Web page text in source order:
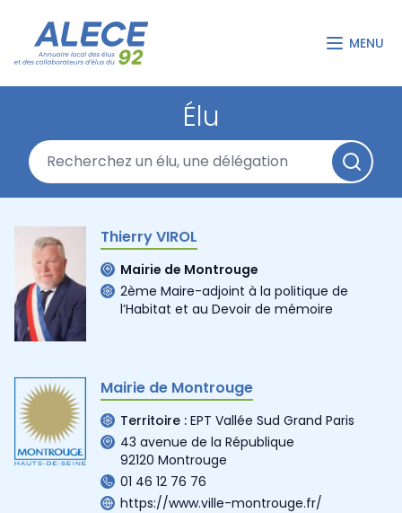
MENU
Élu
Thierry VIROL
Mairie de Montrouge
2ème Maire-adjoint à la politique de
l’Habitat et au Devoir de mémoire
Mairie de Montrouge
Territoire : EPT Vallée Sud Grand Paris
43 avenue de la République
92120 Montrouge
01 46 12 76 76
https://www.ville-montrouge.fr/